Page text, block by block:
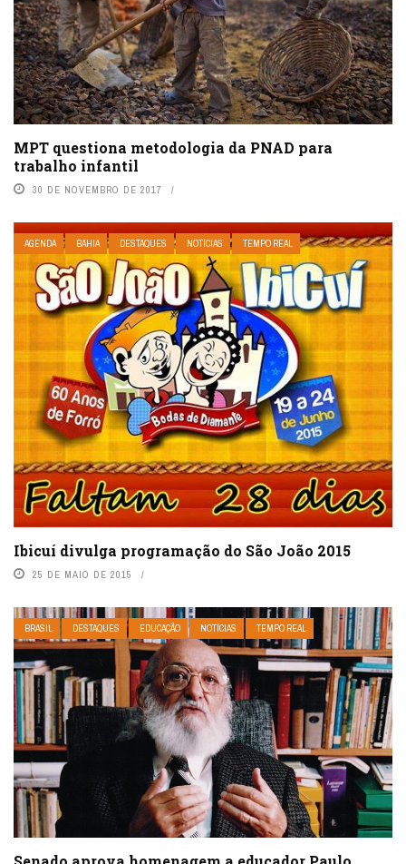
MPT questiona metodologia da PNAD para
trabalho infantil
30 DE NOVEMBRO DE 2017
AGENDA BAHIA DESTAQUES NOTÍCIAS TEMPO REAL
Ibicuí divulga programação do São João 2015
25 DE MAIO DE 2015
BRASIL DESTAQUES EDUCAÇÃO NOTÍCIAS TEMPO REAL